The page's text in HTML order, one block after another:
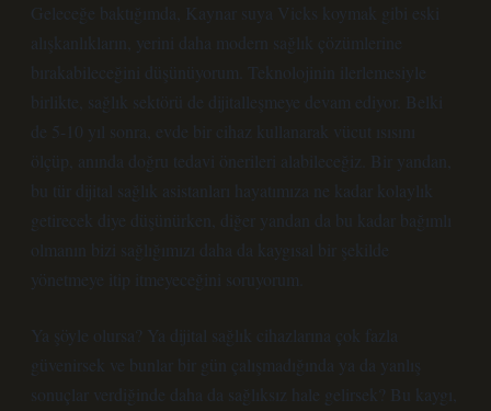
Geleceğe baktığımda, Kaynar suya Vicks koymak gibi eski
alışkanlıkların, yerini daha modern sağlık çözümlerine
bırakabileceğini düşünüyorum. Teknolojinin ilerlemesiyle
birlikte, sağlık sektörü de dijitalleşmeye devam ediyor. Belki
de 5-10 yıl sonra, evde bir cihaz kullanarak vücut ısısını
ölçüp, anında doğru tedavi önerileri alabileceğiz. Bir yandan,
bu tür dijital sağlık asistanları hayatımıza ne kadar kolaylık
getirecek diye düşünürken, diğer yandan da bu kadar bağımlı
olmanın bizi sağlığımızı daha da kaygısal bir şekilde
yönetmeye itip itmeyeceğini soruyorum.
Ya şöyle olursa? Ya dijital sağlık cihazlarına çok fazla
güvenirsek ve bunlar bir gün çalışmadığında ya da yanlış
sonuçlar verdiğinde daha da sağlıksız hale gelirsek? Bu kaygı,